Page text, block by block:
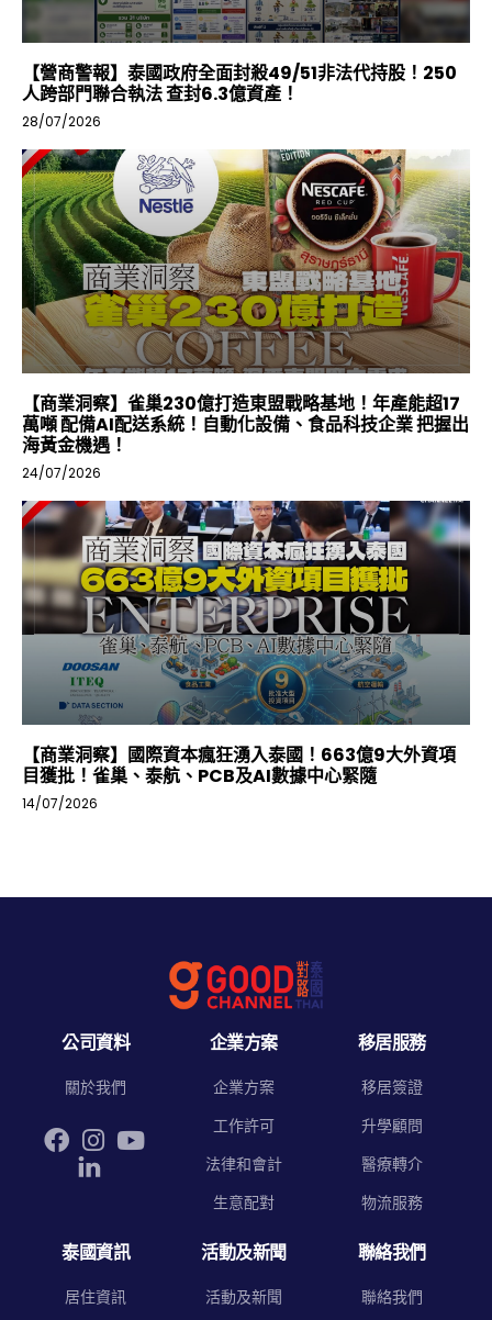
【營商警報】泰國政府全面封殺49/51非法代持股！250
人跨部門聯合執法 查封6.3億資產！
28/07/2026
【商業洞察】雀巢230億打造東盟戰略基地！年產能超17
萬噸 配備AI配送系統！自動化設備、食品科技企業 把握出
海黃金機遇！
24/07/2026
【商業洞察】國際資本瘋狂湧入泰國！663億9大外資項
目獲批！雀巢、泰航、PCB及AI數據中心緊隨
14/07/2026
公司資料
關於我們
企業方案
企業方案
工作許可
法律和會計
生意配對
移居服務
移居簽證
升學顧問
醫療轉介
物流服務
泰國資訊
居住資訊
活動及新聞
活動及新聞
聯絡我們
聯絡我們